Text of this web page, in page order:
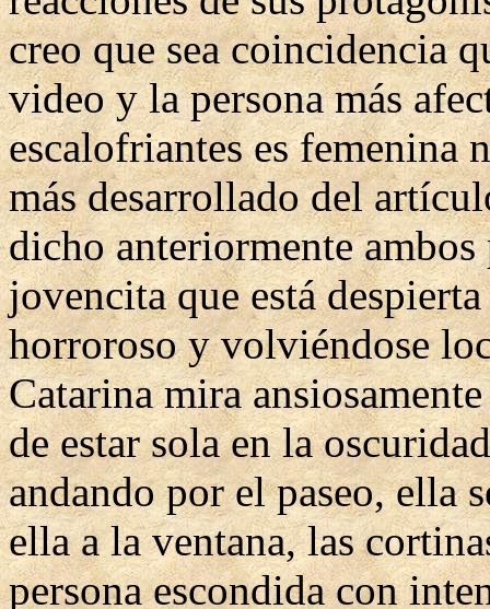
creo que sea coincidencia
video y la persona más
escalofriantes es femenina
más desarrollado del
dicho anteriormente
jovencita que está
horroroso y volviéndose
Catarina mira
de estar sola en la
andando por el paseo, ella
ella a la ventana, las
persona escondida con